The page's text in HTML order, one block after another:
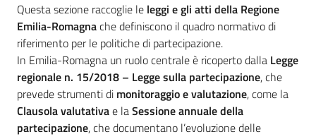
Progetti
Partecipa
Questa sezione raccoglie le leggi e gli atti della Regione
Emilia-Romagnache definiscono il quadro normativo di
riferimento per le politiche di partecipazione.
In Emilia-Romagna un ruolo centrale è ricoperto dalla Legge
regionale n. 15/2018 – Legge sulla partecipazione, che
prevede strumenti di monitoraggio e valutazione, come la
Clausola valutativae laSessione annuale della
partecipazione, che documentano l’evoluzione delle